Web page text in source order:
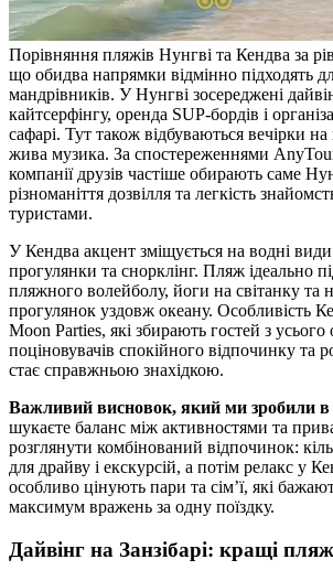
Порівняння пляжів Нунгві та Кендва за
що обидва напрямки відмінно підходять
мандрівників. У Нунгві зосереджені
кайтсерфінгу, оренда SUP-бордів і
сафарі. Тут також відбуваються вечірки
жива музика. За спостереженнями
компанії друзів частіше обирають саме
різноманіття дозвілля та легкість
туристами.
У Кендва акцент зміщується на водні види
прогулянки та снорклінг. Пляж ідеально
пляжного волейболу, йоги на світанку та
прогулянок уздовж океану. Особливість
Moon Parties, які збирають гостей з
поціновувачів спокійного відпочинку та
стає справжньою знахідкою.
Важливий висновок, який ми зробили
шукаєте баланс між активностями та
розглянути комбінований відпочинок:
для драйву і екскурсій, а потім релакс у
особливо цінують пари та сім’ї, які
максимум вражень за одну поїздку.
Дайвінг на Занзібарі: кращі